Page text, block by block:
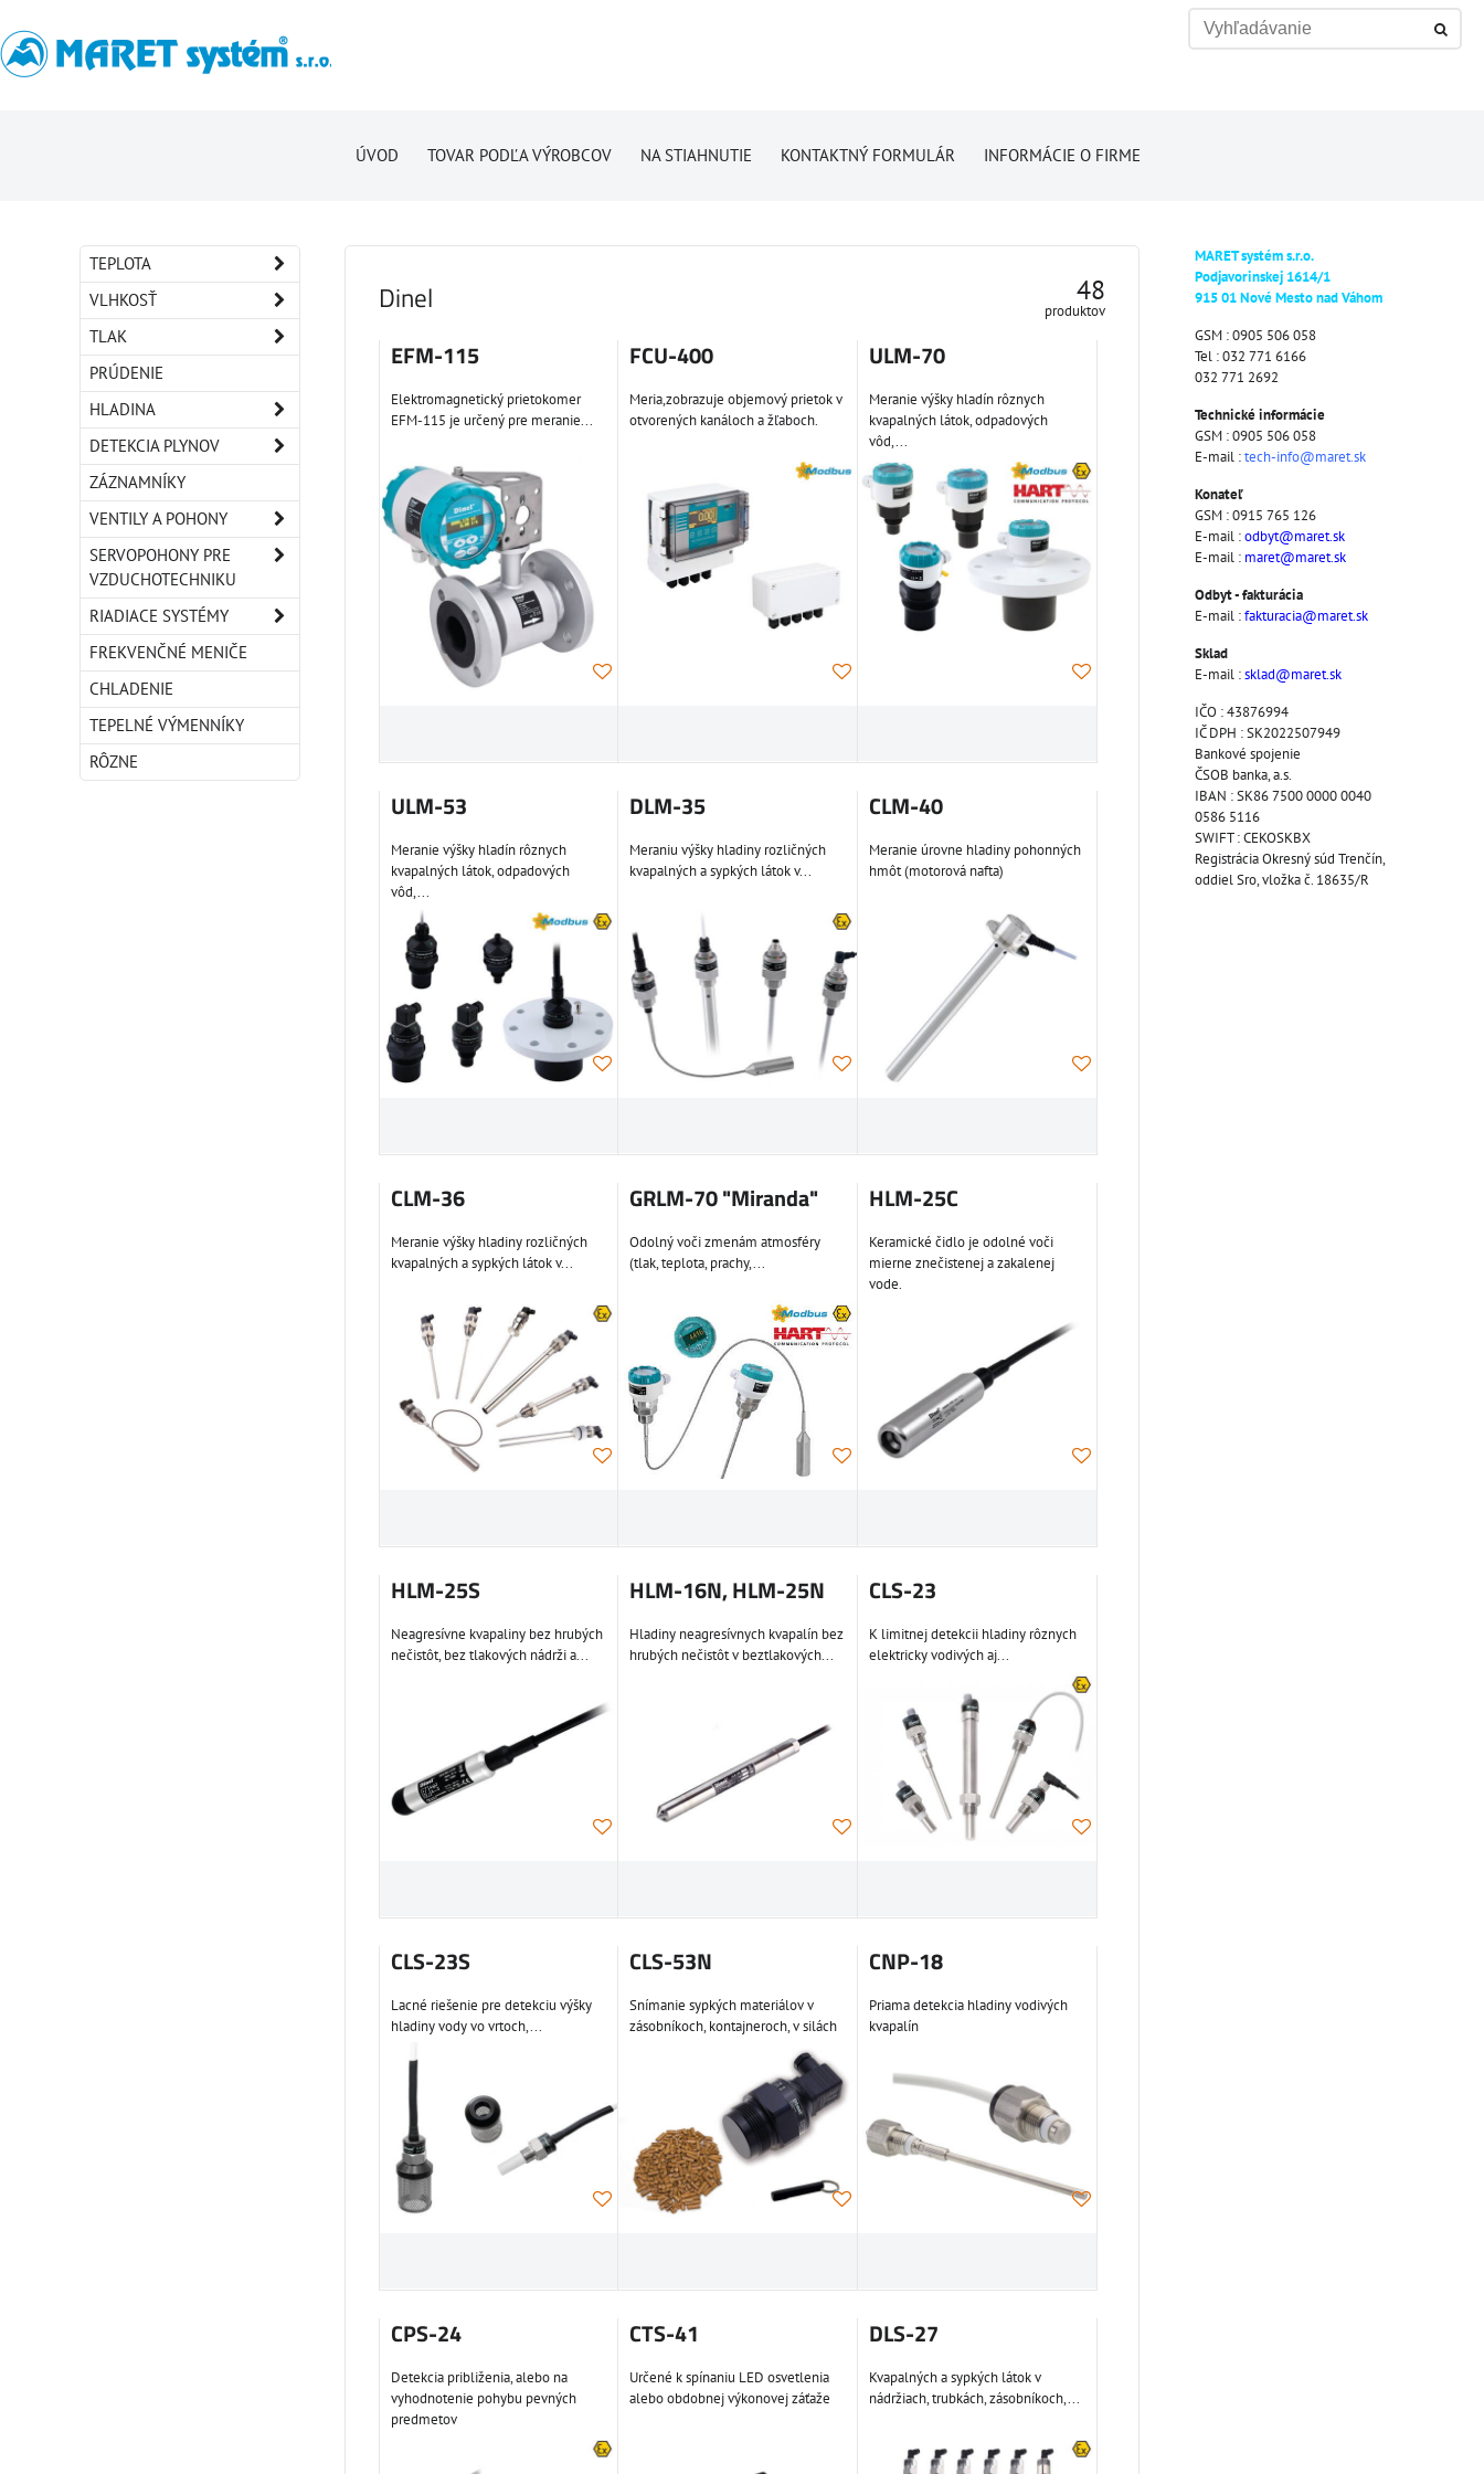
ÚVOD TOVAR PODĽA VÝROBCOV NA STIAHNUTIE KONTAKTNÝ FORMULÁR INFORMÁCIE O FIRME
Dinel 48
produktov
EFM-115
Elektromagnetický prietokomer
EFM-115 je určený pre meranie...
FCU-400
Meria,zobrazuje objemový prietok v
otvorených kanáloch a žľaboch.
ULM-70
Meranie výšky hladín rôznych
kvapalných látok, odpadových
vôd,...
ULM-53
Meranie výšky hladín rôznych
kvapalných látok, odpadových
vôd,...
DLM-35
Meraniu výšky hladiny rozličných
kvapalných a sypkých látok v...
CLM-40
Meranie úrovne hladiny pohonných
hmôt (motorová nafta)
CLM-36
Meranie výšky hladiny rozličných
kvapalných a sypkých látok v...
GRLM-70 "Miranda"
Odolný voči zmenám atmosféry
(tlak, teplota, prachy,...
HLM-25C
Keramické čidlo je odolné voči
mierne znečistenej a zakalenej
vode.
HLM-25S
Neagresívne kvapaliny bez hrubých
nečistôt, bez tlakových nádrži a...
HLM-16N, HLM-25N
Hladiny neagresívnych kvapalín bez
hrubých nečistôt v beztlakových...
CLS-23
K limitnej detekcii hladiny rôznych
elektricky vodivých aj...
CLS-23S
Lacné riešenie pre detekciu výšky
hladiny vody vo vrtoch,...
CLS-53N
Snímanie sypkých materiálov v
zásobníkoch, kontajneroch, v silách
CNP-18
Priama detekcia hladiny vodivých
kvapalín
CPS-24
Detekcia približenia, alebo na
vyhodnotenie pohybu pevných
predmetov
CTS-41
Určené k spínaniu LED osvetlenia
alebo obdobnej výkonovej záťaže
DLS-27
Kvapalných a sypkých látok v
nádržiach, trubkách, zásobníkoch,...
TEPLOTA
VLHKOSŤ
TLAK
PRÚDENIE
HLADINA
DETEKCIA PLYNOV
ZÁZNAMNÍKY
VENTILY A POHONY
SERVOPOHONY PRE
VZDUCHOTECHNIKU
RIADIACE SYSTÉMY
FREKVENČNÉ MENIČE
CHLADENIE
TEPELNÉ VÝMENNÍKY
RÔZNE
MARET systém s.r.o.
Podjavorinskej 1614/1
915 01 Nové Mesto nad Váhom
GSM : 0905 506 058
Tel : 032 771 6166
032 771 2692
Technické informácie
GSM : 0905 506 058
E-mail :tech-info@maret.sk
Konateľ
GSM : 0915 765 126
E-mail :odbyt@maret.sk
E-mail : maret@maret.sk
Odbyt - fakturácia
E-mail :fakturacia@maret.sk
Sklad
E-mail :sklad@maret.sk
IČO : 43876994
IČ DPH : SK2022507949
Bankové spojenie
ČSOB banka, a.s.
IBAN : SK86 7500 0000 0040
0586 5116
SWIFT : CEKOSKBX
Registrácia Okresný súd Trenčín,
oddiel Sro, vložka č. 18635/R